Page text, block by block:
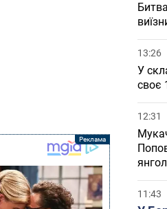
13:26
У
своє
12:31
11:43